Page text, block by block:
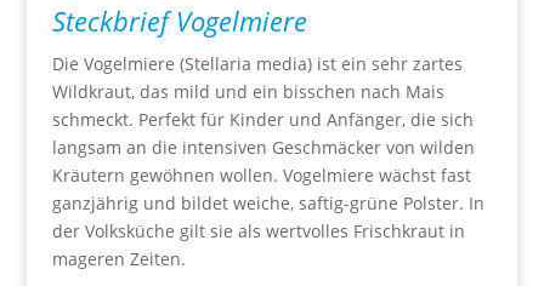
Steckbrief Vogelmiere
Die Vogelmiere (Stellaria media) ist ein sehr zartes
Wildkraut, das mild und ein bisschen nach Mais
schmeckt. Perfekt für Kinder und Anfänger, die sich
langsam an die intensiven Geschmäcker von wilden
Kräutern gewöhnen wollen. Vogelmiere wächst fast
ganzjährig und bildet weiche, saftig-grüne Polster. In
der Volksküche gilt sie als wertvolles Frischkraut in
mageren Zeiten.